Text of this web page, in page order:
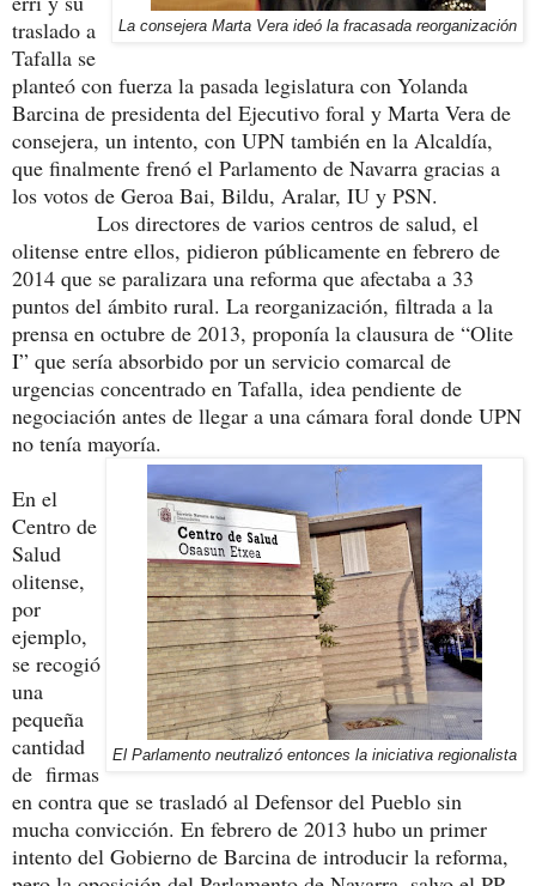
La consejera Marta Vera ideó la fracasada reorganización
traslado a
Tafalla se
planteó con fuerza la pasada legislatura con Yolanda
Barcina de presidenta del Ejecutivo foral y Marta Vera de
consejera, un intento, con UPN también en la Alcaldía,
que finalmente frenó el Parlamento de Navarra gracias a
los votos de Geroa Bai, Bildu, Aralar, IU y PSN.
Los directores de varios centros de salud, el
olitense entre ellos, pidieron públicamente en febrero de
2014 que se paralizara una reforma que afectaba a 33
puntos del ámbito rural. La reorganización, filtrada a la
prensa en octubre de 2013, proponía la clausura de “Olite
I” que sería absorbido por un servicio comarcal de
urgencias concentrado en Tafalla, idea pendiente de
negociación antes de llegar a una cámara foral donde UPN
no tenía mayoría.
El Parlamento neutralizó entonces la iniciativa regionalista
En el
Centro de
Salud
olitense,
por
ejemplo,
se recogió
una
pequeña
cantidad
de firmas
en contra que se trasladó al Defensor del Pueblo sin
mucha convicción. En febrero de 2013 hubo un primer
intento del Gobierno de Barcina de introducir la reforma,